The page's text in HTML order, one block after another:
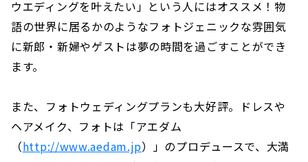
ウエディングを叶えたい」という人にはオススメ！物
語の世界に居るかのようなフォトジェニックな雰囲気
に新郎・新婦やゲストは夢の時間を過ごすことができ
ます。
また、フォトウェディングプランも大好評。ドレスや
ヘアメイク、フォトは「アエダム
（http://www.aedam.jp）」のプロデュースで、大満